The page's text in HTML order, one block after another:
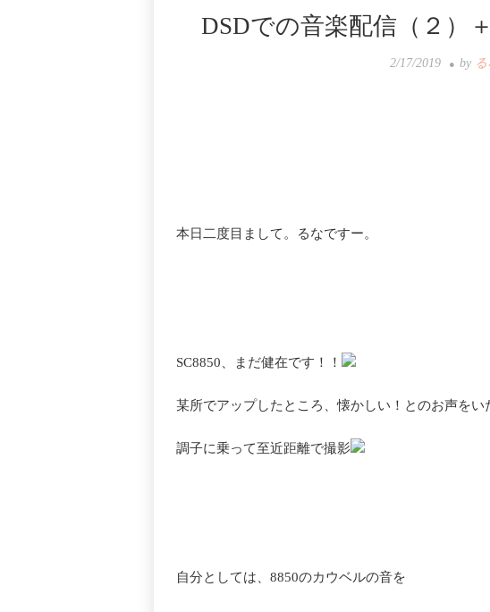
DSDでの音楽配信（２）
2/17/2019 by
本日二度目まして。るなですー。
SC8850、まだ健在です！！
某所でアップしたところ、懐かしい！とのお声をい
調子に乗って至近距離で撮影
自分としては、8850のカウベルの音を